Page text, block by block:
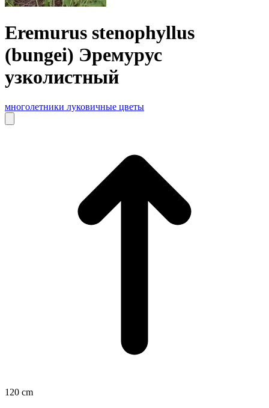
Eremurus stenophyllus
(bungei) Эремурус
узколистный
многолетники луковичные цветы
120 cm